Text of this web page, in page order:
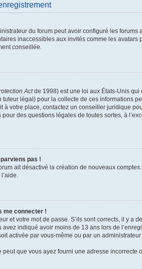
du forum peut avoir configuré les
inaccessibles aux invités comme les
conseillée.
Actde 1998) est une loi aux États-Unis qui
tuteur légal) pour la collecte de ces informations
à votre place, contactez un conseiller juridique
des questions légales de toutes sortes, à
pas !
ait désactivé la création de nouveaux
me connecter !
et votre mot de passe. S’ils sont corrects, il y a
avez indiqué avoir moins de 13 ans lors de
activée par vous-même ou par un
peut que vous ayez fourni une adresse